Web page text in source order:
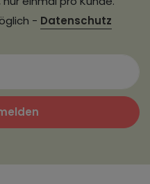
- Datenschutz